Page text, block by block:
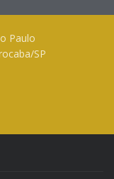
Paulo
SP